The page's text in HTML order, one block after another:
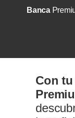
Banca
Con